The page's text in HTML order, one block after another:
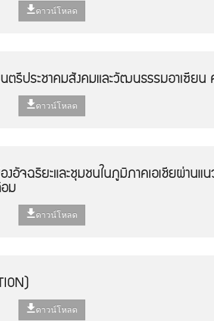
ดาวน์โหลด
รีประชาคมสังคมและวัฒนธรรมอาเซียน
ดาวน์โหลด
จฉริยะและชุมชนในภูมิภาคเอเชียผ่านแน
ม
ดาวน์โหลด
ดาวน์โหลด